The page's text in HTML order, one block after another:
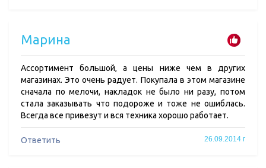
Марина
Ассортимент большой, а цены ниже чем в других
магазинах. Это очень радует. Покупала в этом магазине
сначала по мелочи, накладок не было ни разу, потом
стала заказывать что подороже и тоже не ошиблась.
Всегда все привезут и вся техника хорошо работает.
Ответить 26.09.2014 г